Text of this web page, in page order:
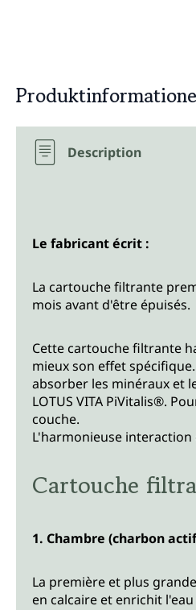
Description
Le fabricant écrit :
La cartouche filtrante
mois avant d'être épuisés.
Cette cartouche filtrante
mieux son effet
absorber les minéraux et
LOTUS VITA PiVitalis®.
couche.
L'harmonieuse interaction
Cartouche
1. Chambre (charbon
La première et plus
en calcaire et enrichit